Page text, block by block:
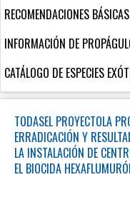
RECOMENDACIONES BÁSICAS
INFORMACIÓN DE
CATÁLOGO DE ESPECIES
TODASEL PROYECTOLA
ERRADICACIÓN Y
LA INSTALACIÓN DE
EL BIOCIDA